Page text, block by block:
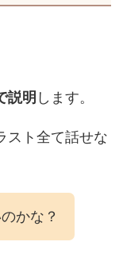
説明 します。
スト全て話せな
かな？